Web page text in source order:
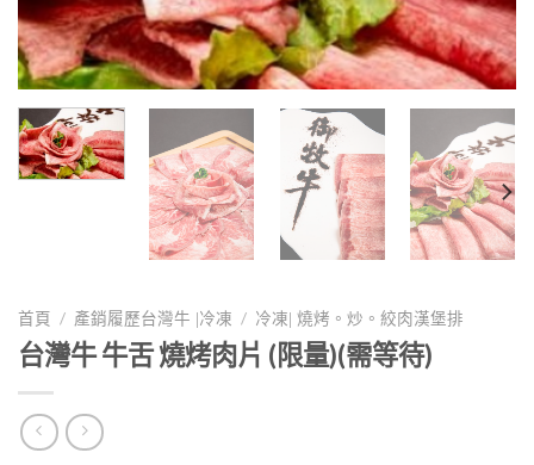
首頁 / 產銷履歷台灣牛 |冷凍 / 冷凍| 燒烤。炒。絞肉漢堡排
台灣牛 牛舌 燒烤肉片 (限量)(需等待)